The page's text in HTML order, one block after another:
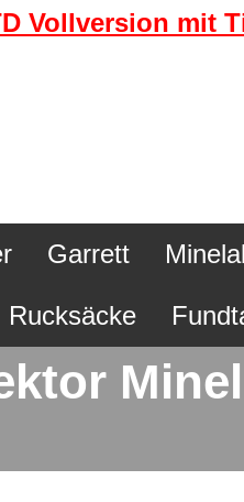
Vollversion mit
Garrett
Rucksäcke